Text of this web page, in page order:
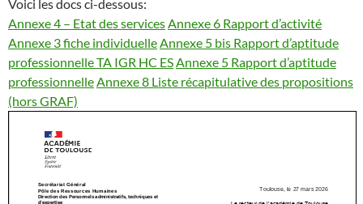
Voici les docs ci-dessous:
Annexe 4 – Etat des servicesAnnexe 6 Rapport d’activité
Annexe 3 fiche individuelleAnnexe 5 bis Rapport d’aptitude
professionnelle TA IGR HC ESAnnexe 5 Rapport d’aptitude
professionnelleAnnexe 8 Liste récapitulative des propositions
(hors GRAF)